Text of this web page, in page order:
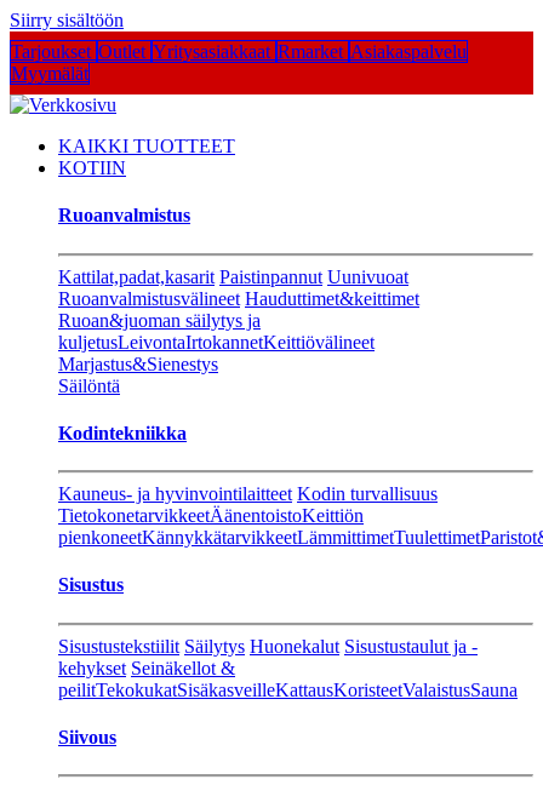
Siirry sisältöön
Tarjoukset Outlet Yritysasiakkaat Rmarket Asiakaspalvelu
Myymälät
KAIKKI TUOTTEET
KOTIIN
Ruoanvalmistus
Kattilat,padat,kasarit Paistinpannut Uunivuoat
Ruoanvalmistusvälineet Hauduttimet&keittimet
Ruoan&juoman säilytys ja
kuljetusLeivontaIrtokannetKeittiövälineet
Marjastus&Sienestys
Säilöntä
Kodintekniikka
Kauneus- ja hyvinvointilaitteet Kodin turvallisuus
TietokonetarvikkeetÄänentoistoKeittiön
pienkoneetKännykkätarvikkeetLämmittimetTuulettimet
Sisustus
Sisustustekstiilit Säilytys Huonekalut Sisustustaulut ja -
kehykset Seinäkellot &
peilitTekokukatSisäkasveilleKattausKoristeetValaistusSauna
Siivous